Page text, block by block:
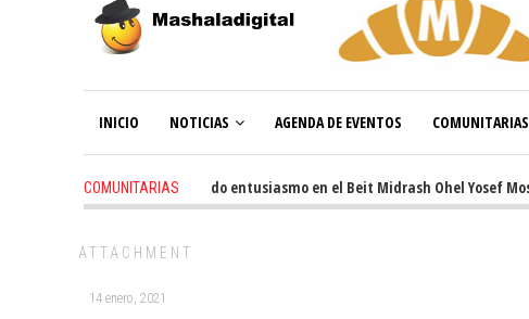
INICIO NOTICIAS AGENDA DE EVENTOS COMUNITARIAS
COMUNITARIAS
3 weeks ago - Renovado entusiasmo en el Beit Midrash Ohel Yosef Moshe
ATTACHMENT
14 enero, 2021